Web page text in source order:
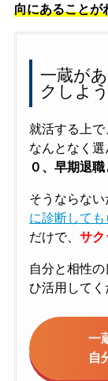
向にあることが
一蔵が
クしよう
就活する上で
なんとなく
０、早期退職
そうならな
に診断しても
だけで、 サク
自分と相性
ひ活用してく
一
自